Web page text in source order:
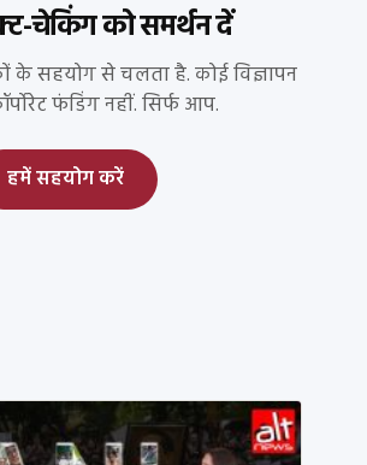
चेकिंग को समर्थन दें
के सहयोग से चलता है. कोई विज्ञापन
फंडिंग नहीं. सिर्फ आप.
हमें सहयोग करें